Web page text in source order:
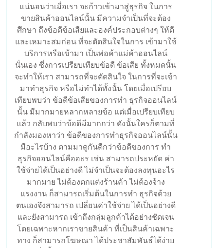
แน่นอนว่าเมื่อเรา จะก้าวเข้ามาสู่ธุรกิจ ในการ
ขายสินค้าออนไลน์นั้น มีความจำเป็นที่จะต้อง
ศึกษา ถึงข้อดีข้อเสียและองค์ประกอบต่างๆ ให้ดี
และเหมาะสมก่อน ที่จะตัดสินใจในการ เข้ามาใช้
บริการหรือเข้ามา เป็นพ่อค้าแม่ค้าออนไลน์
นั่นเอง ซึ่งการเปรียบเทียบข้อดี ข้อเสีย ทั้งหมดนั้น
จะทำให้เรา สามารถที่จะตัดสินใจ ในการที่จะเข้า
มาทำธุรกิจ หรือไม่ทำได้ทั้งนั้น โดยเมื่อเปรียบ
เทียบพบว่า ข้อดีข้อเสียของการทำ ธุรกิจออนไลน์
นั้น มีมากมายหลากหลายข้อ แต่เมื่อเปรียบเทียบ
แล้ว กลับพบว่าข้อดีมีมากกว่า ดังนั้นใครก็ตามที่
กำลังมองหาว่า ข้อดีของการทำธุรกิจออนไลน์นั้น
มีอะไรบ้าง ตามมาดูกันดีกว่าข้อดีของการ ทำ
ธุรกิจออนไลน์คืออะร เช่น สามารถประหยัด ค่า
ใช้จ่ายได้เป็นอย่างดี ไม่จำเป็นจะต้องลงทุนอะไร
มากมาย ไม่ต้องตกแต่งร้านค้า ไม่ต้องจ้าง
แรงงาน ก็สามารถเริ่มต้นในการทำ ธุรกิจด้วย
ตนเองจึงสามารถ เปลี่ยนค่าใช้จ่าย ได้เป็นอย่างดี
และยังสามารถ เข้าถึงกลุ่มลูกค้าได้อย่างชัดเจน
โดยเฉพาะหากเราขายสินค้า ที่เป็นสินค้าเฉพาะ
ทาง ก็สามารถโฆษณา ได้ประชาสัมพันธ์ได้ง่าย